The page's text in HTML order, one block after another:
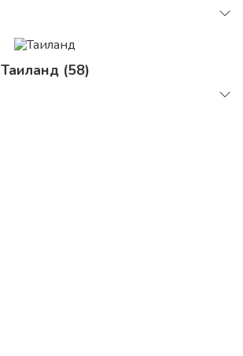
Таиланд (58)